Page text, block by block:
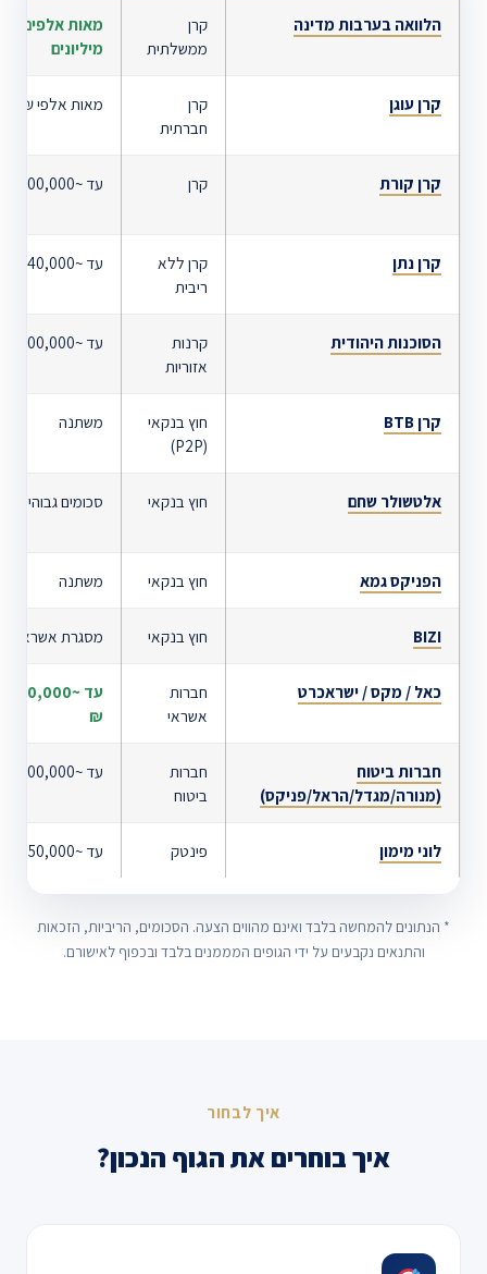
הלוואה בערבות מדינה
קרן
ממשלתית
מאות אלפים –
מיליונים
קרן עוגן
קרן
חברתית
מאות אלפי ₪
קרן קורת קרן עד ~500,000 ₪
קרן נתן
קרן ללא
ריבית
עד ~240,000 ₪
הסוכנות היהודית
קרנות
אזוריות
עד ~400,000 ₪
קרן BTB
חוץ בנקאי
(P2P)
משתנה
אלטשולר שחם חוץ בנקאי סכומים גבוהים
הפניקס גמא חוץ בנקאי משתנה
BIZI חוץ בנקאי מסגרת אשראי
כאל / מקס / ישראכרט
חברות
אשראי
עד ~500,000
₪
חברות ביטוח
(מנורה/מגדל/הראל/פניקס)
חברות
ביטוח
עד ~500,000 ₪
לוני מימון פינטק עד ~150,000 ₪
* הנתונים להמחשה בלבד ואינם מהווים הצעה. הסכומים, הריביות, הזכאות
והתנאים נקבעים על ידי הגופים המממנים בלבד ובכפוף לאישורם.
איך לבחור
איך בוחרים את הגוף הנכון?